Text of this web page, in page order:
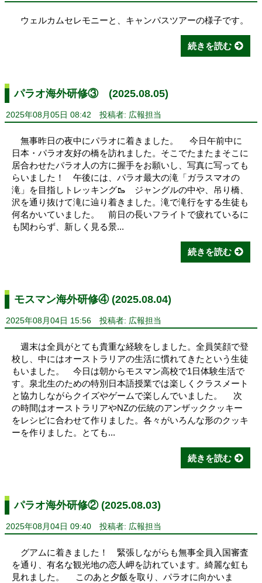
ウェルカムセレモニーと、キャンパスツアーの様子です。
続きを読む
パラオ海外研修③ (2025.08.05)
2025年08月05日 08:42 投稿者: 広報担当
無事昨日の夜中にパラオに着きました。 今日午前中に
日本・パラオ友好の橋を訪れました。そこでたまたまそこに
居合わせたパラオ人の方に握手をお願いし、写真に写っても
らいました！ 午後には、パラオ最大の滝「ガラスマオの
滝」を目指しトレッキング🥾 ジャングルの中や、吊り橋、
沢を通り抜けて滝に辿り着きました。滝で滝行をする生徒も
何名かいていました。 前日の長いフライトで疲れているに
も関わらず、新しく見る景...
続きを読む
モスマン海外研修④ (2025.08.04)
2025年08月04日 15:56 投稿者: 広報担当
週末は全員がとても貴重な経験をしました。全員笑顔で登
校し、中にはオーストラリアの生活に慣れてきたという生徒
もいました。 今日は朝からモスマン高校で1日体験生活で
す。泉北生のための特別日本語授業では楽しくクラスメート
と協力しながらクイズやゲームで楽しんでいました。 次
の時間はオーストラリアやNZの伝統のアンザッククッキー
をレシピに合わせて作りました。各々がいろんな形のクッキ
ーを作りました。とても...
続きを読む
パラオ海外研修② (2025.08.03)
2025年08月04日 09:40 投稿者: 広報担当
グアムに着きました！ 緊張しながらも無事全員入国審査
を通り、有名な観光地の恋人岬を訪れています。綺麗な虹も
見れました。 このあと夕飯を取り、パラオに向かいま